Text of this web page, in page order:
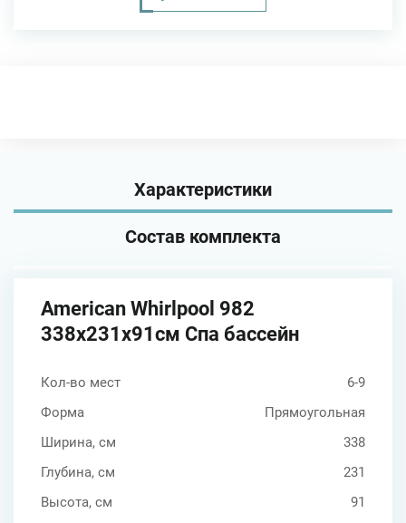
Характеристики
Состав комплекта
American Whirlpool 982
338х231х91см Спа бассейн
Кол-во мест
6-9
Форма
Прямоугольная
Ширина, см
338
Глубина, см
231
Высота, см
91